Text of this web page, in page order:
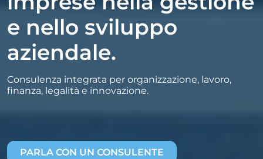
e nello sviluppo
aziendale.
Consulenza integrata per organizzazione, lavoro,
finanza, legalità e innovazione.
PARLA CON UN CONSULENTE